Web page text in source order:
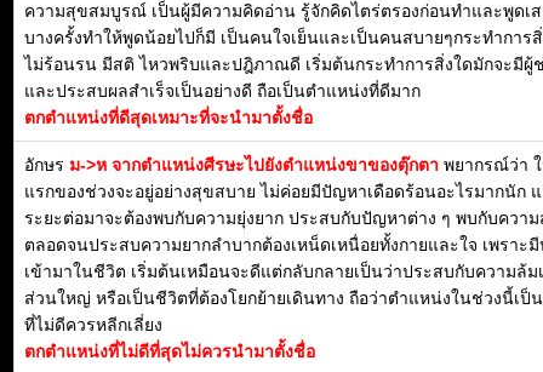
ความสุขสมบูรณ์ เป็นผู้มีความคิดอ่าน รู้จักคิดไตร่ตรองก่อนทำและพูดเ
บางครั้งทำให้พูดน้อยไปก็มี เป็นคนใจเย็นและเป็นคนสบายๆกระทำการ
ไม่ร้อนรน มีสติ ไหวพริบและปฎิภาณดี เริ่มต้นกระทำการสิ่งใดมักจะมีผู้
และประสบผลสำเร็จเป็นอย่างดี ถือเป็นตำแหน่งที่ดีมาก
ตกตำแหน่งที่ดีสุดเหมาะที่จะนำมาตั้งชื่อ
อักษร ม->ห จากตำแหน่งศีรษะไปยังตำแหน่งขาของตุ๊กตา พยากรณ์ว่า
แรกของช่วงจะอยู่อย่างสุขสบาย ไม่ค่อยมีปัญหาเดือดร้อนอะไรมากนัก
ระยะต่อมาจะต้องพบกับความยุ่งยาก ประสบกับปัญหาต่าง ๆ พบกับควา
ตลอดจนประสบความยากลำบากต้องเหน็ดเหนื่อยทั้งกายและใจ เพราะ
เข้ามาในชีวิต เริ่มต้นเหมือนจะดีแต่กลับกลายเป็นว่าประสบกับความล้ม
ส่วนใหญ่ หรือเป็นชีวิตที่ต้องโยกย้ายเดินทาง ถือว่าตำแหน่งในช่วงนี้เป็
ที่ไม่ดีควรหลีกเลี่ยง
ตกตำแหน่งที่ไม่ดีที่สุดไม่ควรนำมาตั้งชื่อ